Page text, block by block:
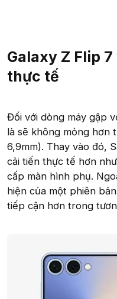
Galaxy Z Flip
thực tế
Đối với dòng máy gập
là sẽ không mỏng hơn
6,9mm). Thay vào đó,
cải tiến thực tế hơn
cấp màn hình phụ.
hiện của một phiên
tiếp cận hơn trong